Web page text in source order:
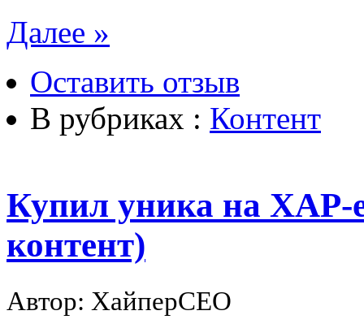
Далее »
Оставить отзыв
В рубриках : Контент
Купил уника на
контент)
Автор: ХайперСЕО